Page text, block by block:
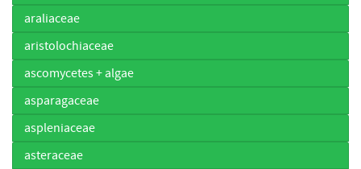
araliaceae
aristolochiaceae
ascomycetes + algae
asparagaceae
aspleniaceae
asteraceae